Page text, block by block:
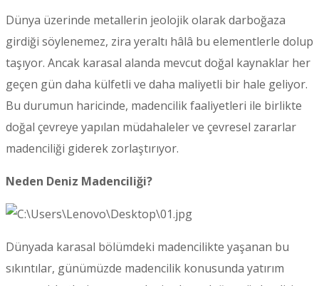
Dünya üzerinde metallerin jeolojik olarak darboğaza
girdiği söylenemez, zira yeraltı hâlâ bu elementlerle dolup
taşıyor. Ancak karasal alanda mevcut doğal kaynaklar her
geçen gün daha külfetli ve daha maliyetli bir hale geliyor.
Bu durumun haricinde, madencilik faaliyetleri ile birlikte
doğal çevreye yapılan müdahaleler ve çevresel zararlar
madenciliği giderek zorlaştırıyor.
Neden Deniz Madenciliği?
Dünyada karasal bölümdeki madencilikte yaşanan bu
sıkıntılar, günümüzde madencilik konusunda yatırım